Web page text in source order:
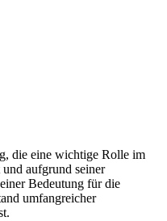
die eine wichtige Rolle im
aufgrund seiner
Bedeutung für die
umfangreicher